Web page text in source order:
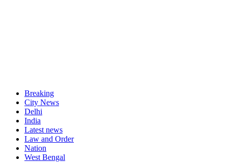
Breaking
City News
Delhi
India
Latest news
Law and Order
Nation
West Bengal